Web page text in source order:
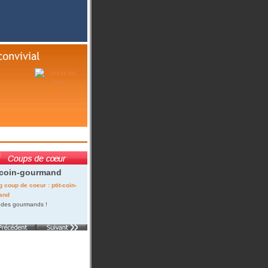
gourmand
gourmands !